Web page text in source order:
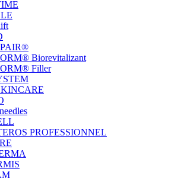
Biorevitalizant
Filler
PROFESSIONNEL